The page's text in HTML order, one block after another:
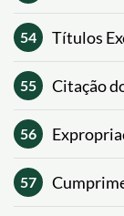
54 Títulos
55 Citação
56
57